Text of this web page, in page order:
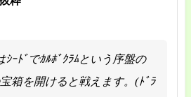
ｼｰﾄﾞでｶﾙﾎﾞｸﾗﾑという序盤の
箱を開けると戦えます。(ﾄﾞﾗ